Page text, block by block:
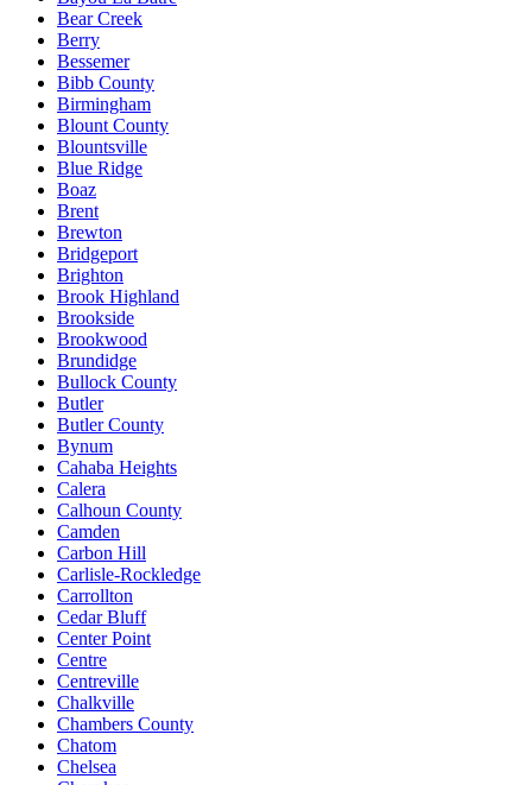
Bear Creek
Berry
Bessemer
Bibb County
Birmingham
Blount County
Blountsville
Blue Ridge
Boaz
Brent
Brewton
Bridgeport
Brighton
Brook Highland
Brookside
Brookwood
Brundidge
Bullock County
Butler
Butler County
Bynum
Cahaba Heights
Calera
Calhoun County
Camden
Carbon Hill
Carlisle-Rockledge
Carrollton
Cedar Bluff
Center Point
Centre
Centreville
Chalkville
Chambers County
Chatom
Chelsea